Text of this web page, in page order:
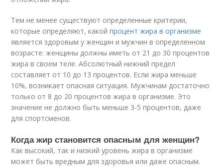
Тем не менее существуют определенные критерии,
которые определяют, какойпроцент жира в организме
является здоровым у женщин и мужчин в определенном
возрасте: женщины должны иметь от 21 до 30 процентов
жира в своем теле. Абсолютный нижний предел
составляет от 10 до 13 процентов. Если жира меньше
10%, возникает опасная ситуация. Мужчинам достаточно
только от 8 до 20 процентов жира в организме. Это
значение не должно быть меньше 3-5 процентов, даже
для спортсменов.
Когда жир становится опасным для женщин?
Как высокий, так и низкий уровень жира в организме
может быть вредным для здоровья или даже опасным.